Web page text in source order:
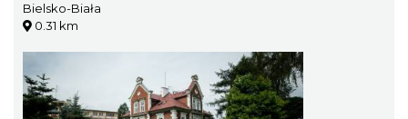
Bielsko-Biała
0.31 km